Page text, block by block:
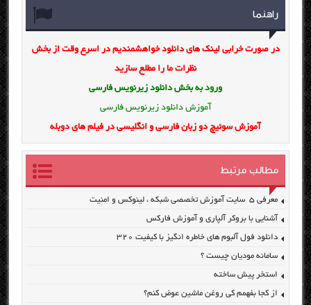
راهنما
در صورت خرابی لینک های دانلود خواهشمندیم در اسرع وقت از بخش
نظرات ما را مطلع سازید
ورود به بخش دانلود زیرنویس فارسی
آموزش دانلود زیرنویس فارسی
آموزش سوئیچ دو زبان فارسی و انگلیسی در فیلم های دوبله
مطالب مرتبط
معرفی ۵ سایت آموزش تخصصی شبکه ، لینوکس و امنیت
آشنایی با بروکر آلپاری و آموزش فارکس
دانلود فول آلبوم های خاطره انگیز با کیفیت ۳۲۰
سامانه مودیان چیست ؟
استخر پیش ساخته
از کجا بفهمم کی روغن ماشین عوض کنم؟